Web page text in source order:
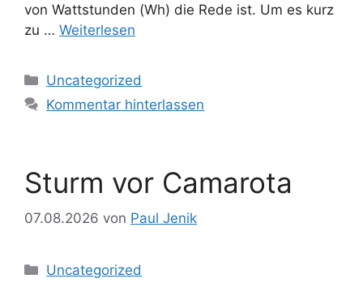
von Wattstunden (Wh) die Rede ist. Um es kurz
zu … Weiterlesen
Kategorien
Uncategorized
Kommentar hinterlassen
Sturm vor Camarota
07.08.2026 von Paul Jenik
Kategorien
Uncategorized